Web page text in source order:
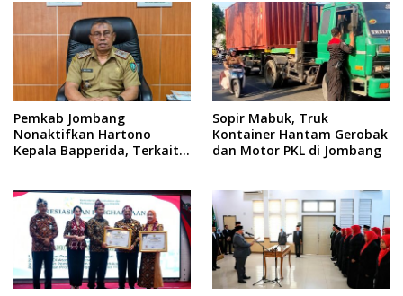
Pemkab Jombang
Nonaktifkan Hartono
Kepala Bapperida, Terkait
Sopir Mabuk, Truk
Kontainer Hantam Gerobak
dan Motor PKL di Jombang